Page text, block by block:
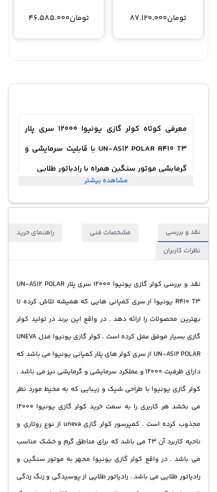
تومان87.120.000 تومان46.585.000
معرفی کوتاه کولر گازی یونیوا 12000 سری پلار
UN-AS12 POLAR R410 T3 با قابلیت سرمایشی و
گرمایشی موتور سنگین همراه با رادیاتور طلایی
"کولر گازی یونیوا مدل UNEVA UN-AS12 POLAR: آرامش و
یونیوا به بازار عرضه شده است و همواره سعی دارد تا بهترین
عنوان یکی از محصولات موفق این برند شناخته می‌شود.طراحی
شیک و زیبای این کولر گازی، جذابیت ویژه‌ای به هر محیطی
می‌بخشد و هر کسی را به سمت خرید آن جلب می‌کند. کمپرسور
این دستگاه از نوع روتاری است که آن را برای مناطق گرم و
خشک بسیار مناسب می‌کند. در شرایط آب و هوایی گرم، این
کولر گازی با کارکرد قوی خود، سرمایش مناسبی فراهم می‌کند
و شما را از گرمای ناخوشایند محیط رها می‌سازد.اما ویژگی
دیگری که این محصول را از دیگران متمایز می‌کند، موتور
سنگین و رادیاتور طلایی آن است. این ویژگی باعث جلوگیری از
پوسیدگی و زنگ زدگی لایه‌ها می‌شود و در نتیجه به ماندگاری
و عمر طولانی این کولر گازی کمک می‌کند. این امر باعث
می‌شود که شما بتوانید به‌صورت طولانی‌تری از این کولر گازی
مشاهده بیشتر
نقد و بررسی مشخصات فنی
راهنمای خرید
نظرات کاربران
نقد و بررسی کولر گازی یونیوا
12000 سری پلار UN-AS12 POLAR
R410 T3 یونیوا از سری کمپانی هایی که همیشه تلاش کرده تا
بهترین محصولات را ارائه دهد . در واقع این برند در تولید کولر
گازی
بسیار موفق عمل کرده است . کولر گازی یونیوا مدل UNEVA
UN-AS12 POLAR از سری کولر های پلار کمپانی یونیوا می باشد که
دارای ظرفیت 12000 و عملکرد سرمایشی و گرمایشی نیز می باشد .
کولر گازی یونیوا با طراحی شیک و زیبایی که به محیط مورد نظر
می بخشد هر کاربری را به سمت خرید کولر گازی یونیوا ۱۲۰۰۰
مجذوب کرده است . کمپرسور کولر گازی uneva از نوع روتاری و
ناحیه کاربرد آن T3 می باشد که برای مناطق گرم و خشک مناسب
می باشد . در واقع کولر گازی یونیوا مجهز به موتور سنگین و
رادیاتور طلایی می باشد . رادیاتور طلایی از پوسیدگی و زنگ زدگی